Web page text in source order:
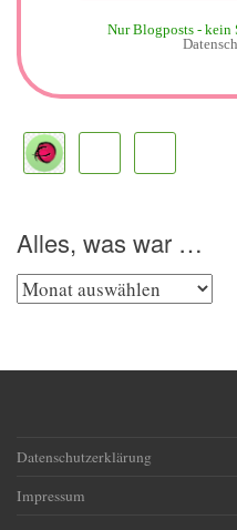
Nur Blogposts - kein
Alles, was war …
Alles,
…
Datenschutzerklärung
Impressum